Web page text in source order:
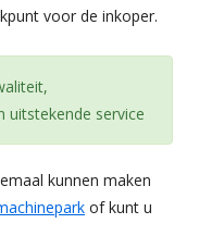
voor de inkoper.
uitstekende service
kunnen maken
of kunt u